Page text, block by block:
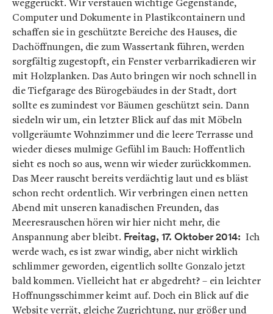
Computer und Dokumente in Plastikcontainern und
schaffen sie in geschützte Bereiche des Hauses, die
Dachöffnungen, die zum Wassertank führen, werden
sorgfältig zugestopft, ein Fenster verbarrikadieren wir
mit Holzplanken. Das Auto bringen wir noch schnell in
die Tiefgarage des Bürogebäudes in der Stadt, dort
sollte es zumindest vor Bäumen geschützt sein. Dann
siedeln wir um, ein letzter Blick auf das mit Möbeln
vollgeräumte Wohnzimmer und die leere Terrasse und
wieder dieses mulmige Gefühl im Bauch: Hoffentlich
sieht es noch so aus, wenn wir wieder zurückkommen.
Das Meer rauscht bereits verdächtig laut und es bläst
schon recht ordentlich. Wir verbringen einen netten
Abend mit unseren kanadischen Freunden, das
Meeresrauschen hören wir hier nicht mehr, die
Anspannung aber bleibt. Freitag, 17. Oktober 2014: Ich
werde wach, es ist zwar windig, aber nicht wirklich
schlimmer geworden, eigentlich sollte Gonzalo jetzt
bald kommen. Vielleicht hat er abgedreht? – ein leichter
Hoffnungsschimmer keimt auf. Doch ein Blick auf die
Website verrät, gleiche Zugrichtung, nur größer und